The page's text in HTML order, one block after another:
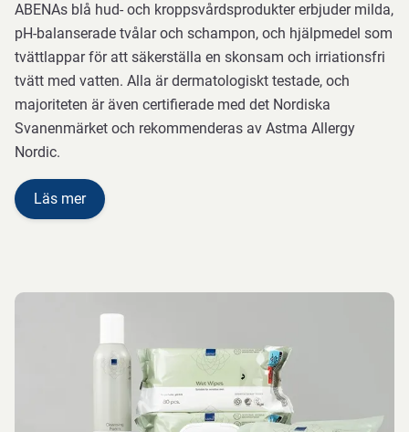
ABENAs blå hud- och kroppsvårdsprodukter erbjuder milda,
pH-balanserade tvålar och schampon, och hjälpmedel som
tvättlappar för att säkerställa en skonsam och irriationsfri
tvätt med vatten. Alla är dermatologiskt testade, och
majoriteten är även certifierade med det Nordiska
Svanenmärket och rekommenderas av Astma Allergy
Nordic.
Läs mer